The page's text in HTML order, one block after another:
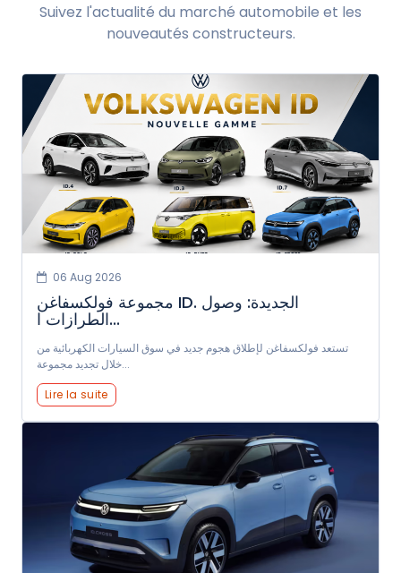
Suivez l'actualité du marché automobile et les
nouveautés constructeurs.
06 Aug 2026
مجموعة فولكسفاغن ID. الجديدة: وصول
الطرازات ا...
تستعد فولكسفاغن لإطلاق هجوم جديد في سوق السيارات الكهربائية من
خلال تجديد مجموعة...
Lire la suite